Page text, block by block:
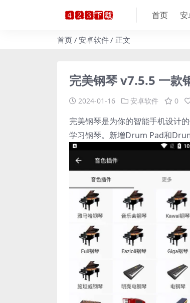
首页
首页 安卓软件 正文
完美钢琴 v7.5.5 一款
2024-01-16 安卓软件 0
完美钢琴是为你的智能手机设计
学习钢琴。新增Drum Pad和